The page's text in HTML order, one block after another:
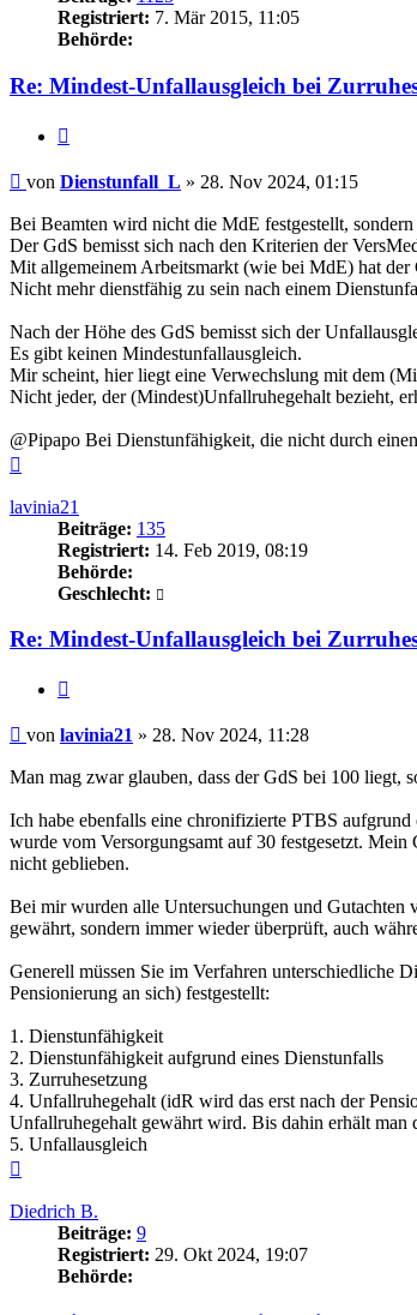
Registriert: 7. Mär 2015, 11:05
Behörde:
Re: Mindest-Unfallausgleich bei
Beitrag
von Dienstunfall_L » 28. Nov 2024, 01:15
Bei Beamten wird nicht die MdE festgestellt, sondern
Der GdS bemisst sich nach den Kriterien der
Mit allgemeinem Arbeitsmarkt (wie bei MdE) hat der
Nicht mehr dienstfähig zu sein nach einem
Nach der Höhe des GdS bemisst sich der
Es gibt keinen Mindestunfallausgleich.
Mir scheint, hier liegt eine Verwechslung mit dem
Nicht jeder, der (Mindest)Unfallruhegehalt bezieht,
@Pipapo Bei Dienstunfähigkeit, die nicht durch
lavinia21
Beiträge: 135
Registriert: 14. Feb 2019, 08:19
Behörde:
Geschlecht:
Re: Mindest-Unfallausgleich bei
Beitrag
von lavinia21 » 28. Nov 2024, 11:28
Man mag zwar glauben, dass der GdS bei 100 liegt,
Ich habe ebenfalls eine chronifizierte PTBS
wurde vom Versorgungsamt auf 30 festgesetzt.
nicht geblieben.
Bei mir wurden alle Untersuchungen und Gutachten
gewährt, sondern immer wieder überprüft, auch
Generell müssen Sie im Verfahren unterschiedliche
Pensionierung an sich) festgestellt:
1. Dienstunfähigkeit
2. Dienstunfähigkeit aufgrund eines Dienstunfalls
3. Zurruhesetzung
4. Unfallruhegehalt (idR wird das erst nach der
Unfallruhegehalt gewährt wird. Bis dahin erhält man
5. Unfallausgleich
Diedrich B.
Beiträge: 9
Registriert: 29. Okt 2024, 19:07
Behörde: